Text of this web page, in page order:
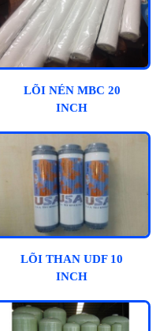
LÕI NÉN MBC 20
INCH
LÕI THAN UDF 10
INCH